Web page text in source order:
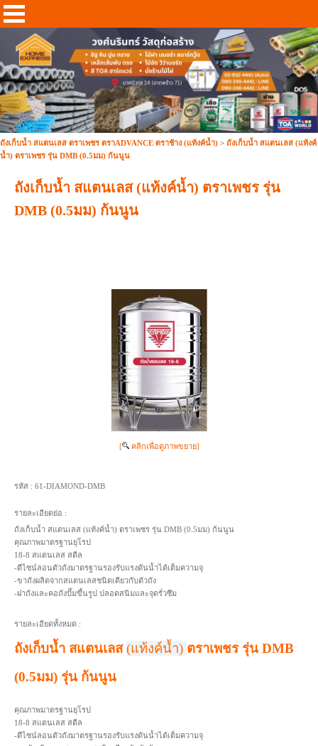
ถังเก็บน้ำ สแตนเลส ตราเพชร ตราADVANCE ตราช้าง (แท้งค์น้ำ) > ถังเก็บน้ำ สแตนเลส (แท้งค์
น้ำ) ตราเพชร รุ่น DMB (0.5มม) ก้นนูน
ถังเก็บน้ำ สแตนเลส (แท้งค์น้ำ) ตราเพชร รุ่น
DMB (0.5มม) ก้นนูน
[ คลิกเพื่อดูภาพขยาย]
รหัส : 61-DIAMOND-DMB
รายละเอียดย่อ :
ถังเก็บน้ำ สแตนเลส (แท้งค์น้ำ) ตราเพชร รุ่น DMB (0.5มม) ก้นนูน
คุณภาพมาตรฐานยุโรป
18-8 สแตนเลส สตีล
-ดีไซน์ลอนตัวถังมาตรฐานรองรับแรงดันน้ำได้เต็มความจุ
-ขาถังผลิตจากสแตนเลสชนิดเดียวกับตัวถัง
-ฝาถังและคอถังปั๊มขึ้นรูป ปลอดสนิมและจุดรั่วซึม
รายละเอียดทั้งหมด :
ถังเก็บน้ำ สแตนเลส(แท้งค์น้ำ) ตราเพชร รุ่น DMB
(0.5มม) รุ่น ก้นนูน
คุณภาพมาตรฐานยุโรป
18-8 สแตนเลส สตีล
-ดีไซน์ลอนตัวถังมาตรฐานรองรับแรงดันน้ำได้เต็มความจุ